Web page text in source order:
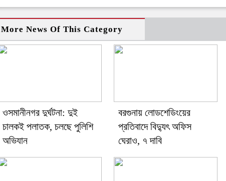
More News Of This Category
ওসমানীনগর দুর্ঘটনা: দুই
চালকই পলাতক, চলছে পুলিশি
অভিযান
বরগুনায় লোডশেডিংয়ের
প্রতিবাদে বিদ্যুৎ অফিস
ঘেরাও, ৭ দাবি